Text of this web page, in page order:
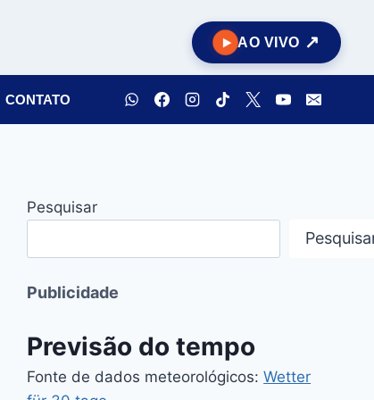
AO VIVO
CONTATO
Pesquisar
Publicidade
Previsão do tempo
Fonte de dados meteorológicos:Wetter